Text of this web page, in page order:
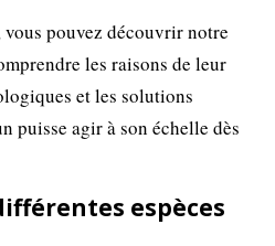
pouvez découvrir notre
les raisons de leur
et les solutions
puisse agir à son échelle dès
espèces